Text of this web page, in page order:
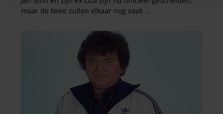
en om ons websiteverkeer te analyseren. Ook delen we
informatie over uw gebruik van onze site met onze
partners kunnen deze gegevens combineren met andere
informatie die u aan ze heeft verstrekt of die ze hebben
verzameld op basis van uw gebruik van hun services. U
gaat akkoord met onze cookies als u onze website blijft